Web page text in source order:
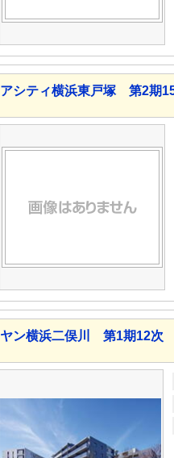
シティ横浜東戸塚 第2期
ン横浜二俣川 第1期12次